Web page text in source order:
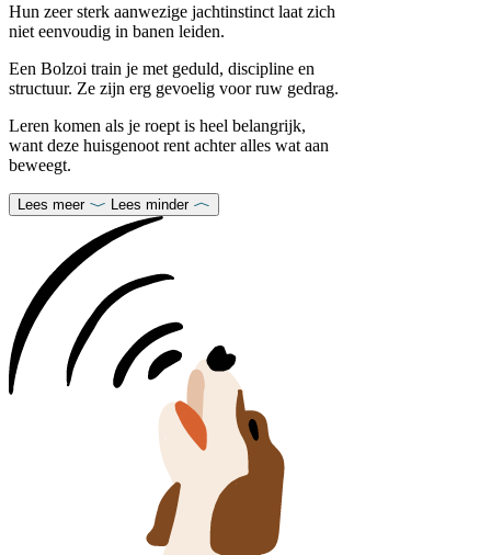
Hun zeer sterk aanwezige jachtinstinct laat zich
niet eenvoudig in banen leiden.
Een Bolzoi train je met geduld, discipline en
structuur. Ze zijn erg gevoelig voor ruw gedrag.
Leren komen als je roept is heel belangrijk,
want deze huisgenoot rent achter alles wat aan
beweegt.
Lees meer Lees minder